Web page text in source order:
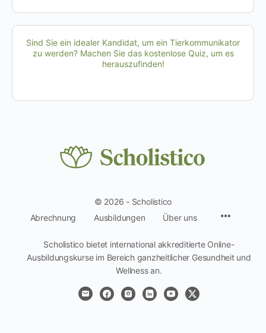
Sind Sie ein idealer Kandidat, um ein Tierkommunikator
zu werden? Machen Sie das kostenlose Quiz, um es
herauszufinden!
© 2026 - Scholistico
Abrechnung
Ausbildungen Über uns
Scholistico bietet international akkreditierte Online-
Ausbildungskurse im Bereich ganzheitlicher Gesundheit und
Wellness an.